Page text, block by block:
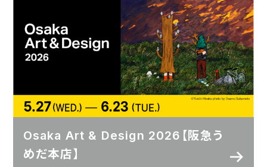
Osaka Art & Design 2026【阪急う
めだ本店】